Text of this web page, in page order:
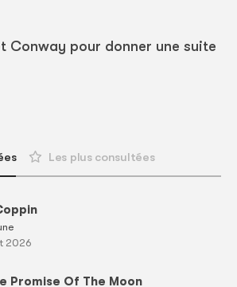
Conway pour donner une suite
Les plus consultées
2026
Promise Of The Moon